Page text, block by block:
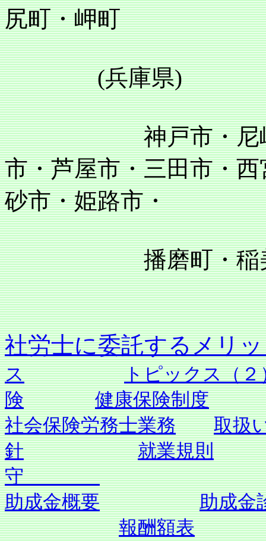
尻町・岬町
(兵庫県)
神戸市・尼崎市・
市・芦屋市・三田市・
砂市・姫路市・
播磨町・稲美町
社労士に委託す
ス
トピックス（２
険
健康保険制度
社会保険労務士業務
取扱
針
就業規則
守
助成金概要
助成金
報酬額表